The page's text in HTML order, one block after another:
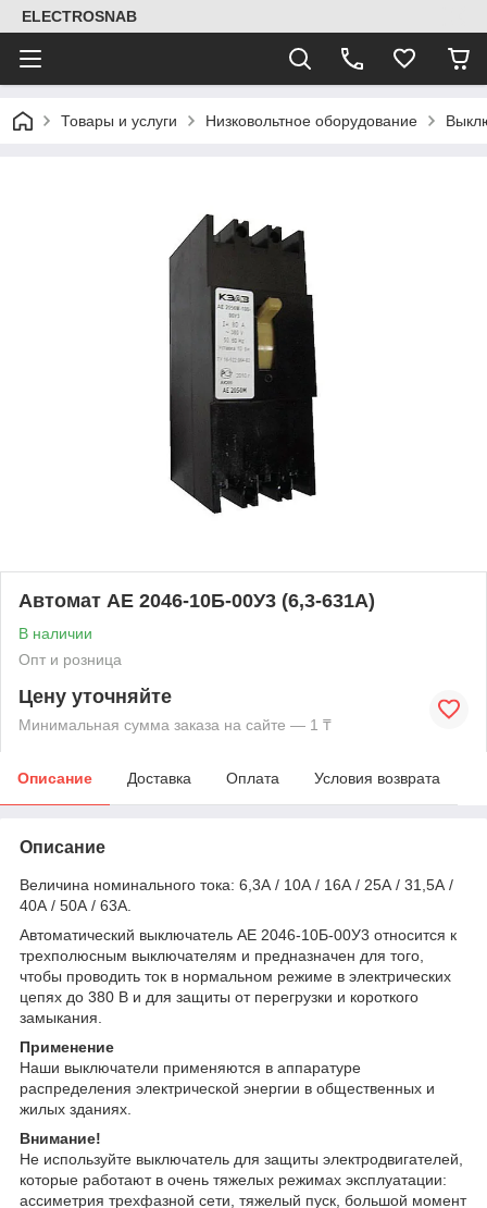
ELECTROSNAB
Товары и услуги Низковольтное оборудование
Автомат АЕ 2046-10Б-00У3 (6,3-631А)
В наличии
Опт и розница
Цену уточняйте
Минимальная сумма заказа на сайте — 1 ₸
Описание Доставка Оплата Условия возврата
Описание
Величина номинального тока: 6,3А / 10А / 16А / 25А / 31,5А /
40А / 50А / 63А.
Автоматический выключатель АЕ 2046-10Б-00У3 относится к
трехполюсным выключателям и предназначен для того,
чтобы проводить ток в нормальном режиме в электрических
цепях до 380 В и для защиты от перегрузки и короткого
замыкания.
Применение
Наши выключатели применяются в аппаратуре
распределения электрической энергии в общественных и
жилых зданиях.
Внимание!
Не используйте выключатель для защиты электродвигателей,
которые работают в очень тяжелых режимах эксплуатации:
ассиметрия трехфазной сети, тяжелый пуск, большой момент